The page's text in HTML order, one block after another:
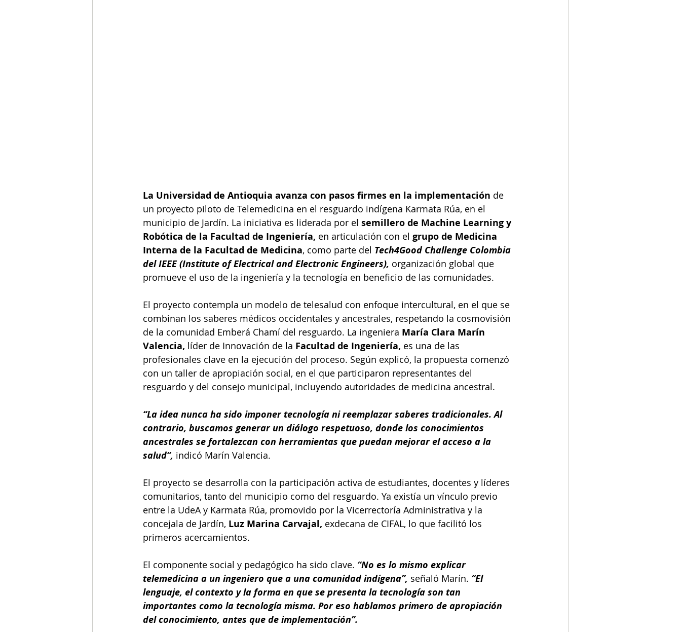
La Universidad de Antioquia avanza con pasos firmes en la implementación de
un proyecto piloto de Telemedicina en el resguardo indígena Karmata Rúa, en el
municipio de Jardín. La iniciativa es liderada por el semillero de Machine Learning y
Robótica de la Facultad de Ingeniería, en articulación con el grupo de Medicina
Interna de la Facultad de Medicina, como parte del Tech4Good Challenge Colombia
del IEEE (Institute of Electrical and Electronic Engineers), organización global que
promueve el uso de la ingeniería y la tecnología en beneficio de las comunidades.
El proyecto contempla un modelo de telesalud con enfoque intercultural, en el que se
combinan los saberes médicos occidentales y ancestrales, respetando la cosmovisión
de la comunidad Emberá Chamí del resguardo. La ingeniera María Clara Marín
Valencia, líder de Innovación de la Facultad de Ingeniería, es una de las
profesionales clave en la ejecución del proceso. Según explicó, la propuesta comenzó
con un taller de apropiación social, en el que participaron representantes del
resguardo y del consejo municipal, incluyendo autoridades de medicina ancestral.
“La idea nunca ha sido imponer tecnología ni reemplazar saberes tradicionales. Al
contrario, buscamos generar un diálogo respetuoso, donde los conocimientos
ancestrales se fortalezcan con herramientas que puedan mejorar el acceso a la
salud”, indicó Marín Valencia.
El proyecto se desarrolla con la participación activa de estudiantes, docentes y líderes
comunitarios, tanto del municipio como del resguardo. Ya existía un vínculo previo
entre la UdeA y Karmata Rúa, promovido por la Vicerrectoría Administrativa y la
concejala de Jardín, Luz Marina Carvajal, exdecana de CIFAL, lo que facilitó los
primeros acercamientos.
El componente social y pedagógico ha sido clave. “No es lo mismo explicar
telemedicina a un ingeniero que a una comunidad indígena”, señaló Marín. “El
lenguaje, el contexto y la forma en que se presenta la tecnología son tan
importantes como la tecnología misma. Por eso hablamos primero de apropiación
del conocimiento, antes que de implementación”.